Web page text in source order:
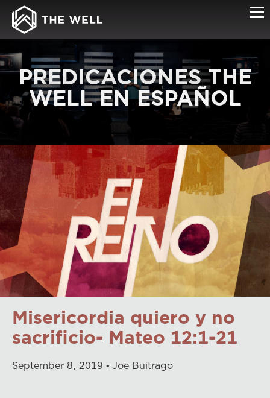
PREDICACIONES THE
WELL EN ESPAÑOL
Misericordia quiero y no
sacrificio- Mateo 12:1-21
September 8, 2019 Joe Buitrago